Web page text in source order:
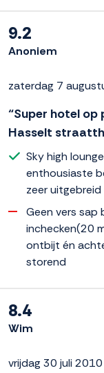
9.2
Anoniem
zaterdag 7
“Super hotel
Hasselt
Sky high
enthousiaste
zeer uitgebreid
Geen vers
inchecken(20
ontbijt én
storend
8.4
Wim
vrijdag 30 juli 2010